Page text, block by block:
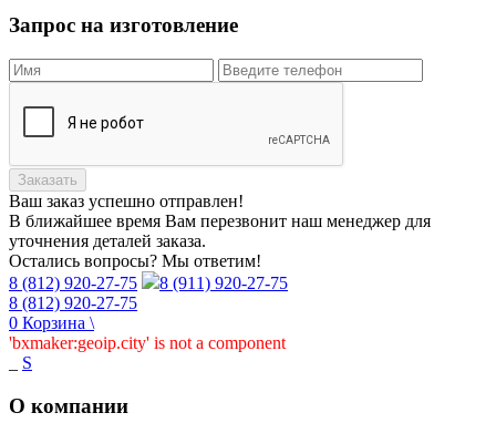
Запрос на изготовление
Заказать
Ваш заказ успешно отправлен!
В ближайшее время Вам перезвонит наш менеджер для
уточнения деталей заказа.
Остались вопросы? Мы ответим!
8 (812) 920-27-75
8 (911) 920-27-75
8 (812) 920-27-75
0 Корзина \
'bxmaker:geoip.city' is not a component
S
О компании